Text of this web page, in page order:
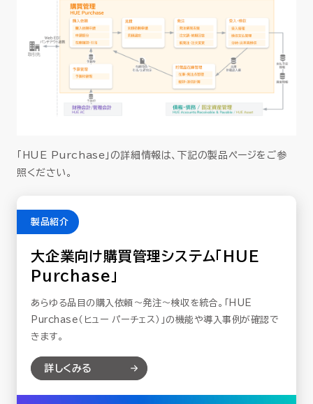
「HUE Purchase」の詳細情報は、下記の製品ページをご参
照ください。
製品紹介
大企業向け購買管理システム「HUE
Purchase」
あらゆる品目の購入依頼～発注～検収を統合。「HUE
Purchase（ヒュー パーチェス）」の機能や導入事例が確認で
きます。
詳しくみる